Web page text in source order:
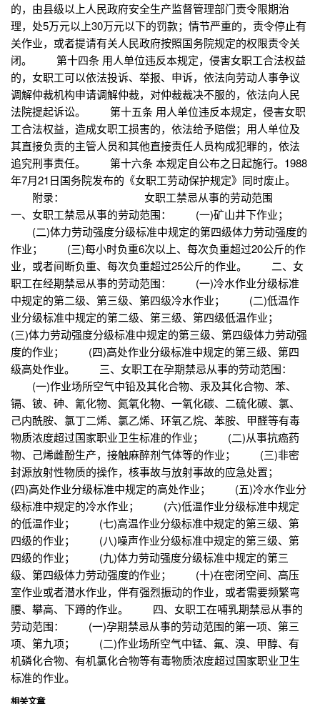
的，由县级以上人民政府安全生产监督管理部门责令限期治
理，处5万元以上30万元以下的罚款；情节严重的，责令停止有
关作业，或者提请有关人民政府按照国务院规定的权限责令关
闭。 第十四条 用人单位违反本规定，侵害女职工合法权益
的，女职工可以依法投诉、举报、申诉，依法向劳动人事争议
调解仲裁机构申请调解仲裁，对仲裁裁决不服的，依法向人民
法院提起诉讼。 第十五条 用人单位违反本规定，侵害女职
工合法权益，造成女职工损害的，依法给予赔偿；用人单位及
其直接负责的主管人员和其他直接责任人员构成犯罪的，依法
追究刑事责任。 第十六条 本规定自公布之日起施行。1988
年7月21日国务院发布的《女职工劳动保护规定》同时废止。
附录： 女职工禁忌从事的劳动范围
一、女职工禁忌从事的劳动范围： (一)矿山井下作业；
(二)体力劳动强度分级标准中规定的第四级体力劳动强度的
作业； (三)每小时负重6次以上、每次负重超过20公斤的作
业，或者间断负重、每次负重超过25公斤的作业。 二、女
职工在经期禁忌从事的劳动范围： (一)冷水作业分级标准
中规定的第二级、第三级、第四级冷水作业； (二)低温作
业分级标准中规定的第二级、第三级、第四级低温作业；
(三)体力劳动强度分级标准中规定的第三级、第四级体力劳动强
度的作业； (四)高处作业分级标准中规定的第三级、第四
级高处作业。 三、女职工在孕期禁忌从事的劳动范围：
(一)作业场所空气中铅及其化合物、汞及其化合物、苯、
镉、铍、砷、氰化物、氮氧化物、一氧化碳、二硫化碳、氯、
己内酰胺、氯丁二烯、氯乙烯、环氧乙烷、苯胺、甲醛等有毒
物质浓度超过国家职业卫生标准的作业； (二)从事抗癌药
物、己烯雌酚生产，接触麻醉剂气体等的作业； (三)非密
封源放射性物质的操作，核事故与放射事故的应急处置；
(四)高处作业分级标准中规定的高处作业； (五)冷水作业分
级标准中规定的冷水作业； (六)低温作业分级标准中规定
的低温作业； (七)高温作业分级标准中规定的第三级、第
四级的作业； (八)噪声作业分级标准中规定的第三级、第
四级的作业； (九)体力劳动强度分级标准中规定的第三
级、第四级体力劳动强度的作业； (十)在密闭空间、高压
室作业或者潜水作业，伴有强烈振动的作业，或者需要频繁弯
腰、攀高、下蹲的作业。 四、女职工在哺乳期禁忌从事的
劳动范围： (一)孕期禁忌从事的劳动范围的第一项、第三
项、第九项； (二)作业场所空气中锰、氟、溴、甲醇、有
机磷化合物、有机氯化合物等有毒物质浓度超过国家职业卫生
标准的作业。
相关文章